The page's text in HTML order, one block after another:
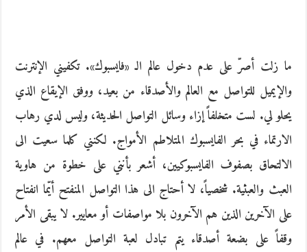
ما زلت أصرّ على عدم دخول عالم الـ «فايسبوك». تكفيني الإنترنت
والإيميل للتواصل مع العالم والأصدقاء من بعيد، ووفق الإيقاع الذي
يحلو لي. لست متخلفاً إزاء وسائل التواصل الحديثة، وليس لدي رهاب
الارتماء في بحر الفايسبوك المتلاطم الأمواج. لكنني كلما سعيت الى
الالتحاق بصفوف الفايسبوكيين، أشعر بأنني على خطوة من هاوية
العبث والعبثية. شخصياً، لا أحتاج الى هذا التواصل المنفتح أيّما انفتاح
على الآخرين الذين هم الآخرون بلا مواصفات أو معايير. لا يبقى الأمر
وقفاً على بضعة أصدقاء يتم تبادل لعبة التواصل معهم. في عالم